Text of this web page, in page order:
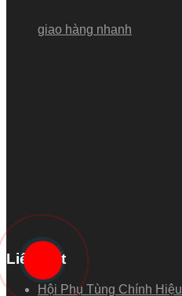
giao hàng nhanh
Liên Kết
Hội Phụ Tùng Chính Hiệu